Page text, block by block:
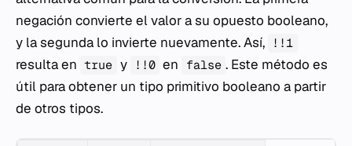
negación convierte el valor a su opuesto booleano,
y la segunda lo invierte nuevamente. Así, !!1
resulta en true y !!0 en false . Este método es
útil para obtener un tipo primitivo booleano a partir
de otros tipos.